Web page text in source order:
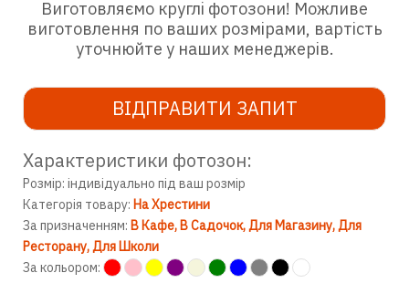
Виготовляємо круглі фотозони! Можливе
виготовлення по ваших розмірами, вартість
уточнюйте у наших менеджерів.
ВІДПРАВИТИ ЗАПИТ
Характеристики фотозон:
Розмір: індивідуально під ваш розмір
Категорія товару: На Хрестини
За призначенням: В Кафе В Садочок Для Магазину Для
Ресторану Для Школи
За кольором: